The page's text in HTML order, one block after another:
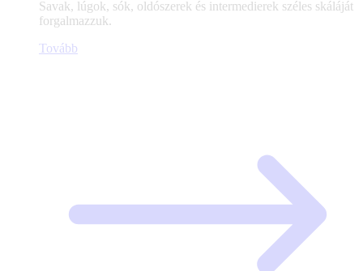
Savak, lúgok, sók, oldószerek és intermedierek széles skáláját
forgalmazzuk.
Tovább